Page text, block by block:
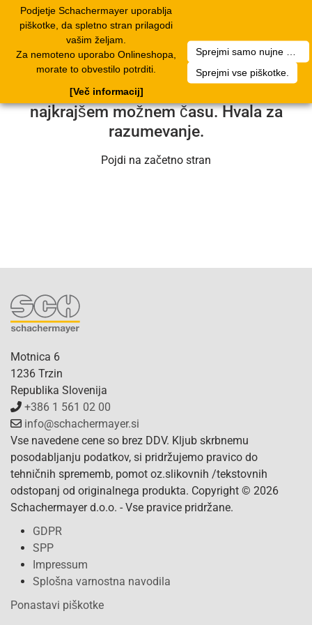
Podjetje Schachermayer uporablja
piškotke, da spletno stran prilagodi
vašim željam.
Za nemoteno uporabo Onlineshopa,
morate to obvestilo potrditi.
Sprejmi vse piškotke.
[Več informacij]
navigation
Na žalost je prišlo do tehnične težave.
Naša tehnična služba bo težavo rešila v
najkrajšem možnem času. Hvala za
razumevanje.
Pojdi na začetno stran
Motnica 6
1236 Trzin
Republika Slovenija
+386 1 561 02 00
info@schachermayer.si
Vse navedene cene so brez DDV. Kljub skrbnemu
posodabljanju podatkov, si pridržujemo pravico do
tehničnih sprememb, pomot oz.slikovnih /tekstovnih
odstopanj od originalnega produkta. Copyright © 2026
Schachermayer d.o.o. - Vse pravice pridržane.
GDPR
SPP
Impressum
Splošna varnostna navodila
Ponastavi piškotke